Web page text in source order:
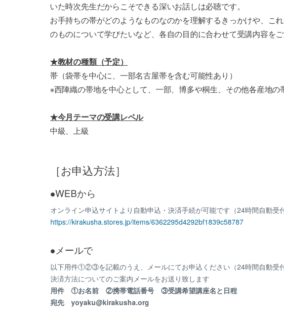
いた時次先生だからこそできる深いお話しは必聴です。
お手持ちの帯がどのようなものなのかを理解するきっかけや、こ
のものについて学びたいなど、各自の目的に合わせて受講内容をご
★教材の種類（予定）
帯（袋帯を中心に、一部名古屋帯を含む可能性あり）
※西陣織の帯地を中心として、一部、博多や桐生、その他各産地
★今月テーマの受講レベル
中級、上級
［お申込方法］
●WEBから
オンライン申込サイトより自動申込・決済手続が可能です（24時間自動受付
https://kirakusha.stores.jp/items/6362295d4292bf1839c58787
●メールで
以下用件①②③を記載のうえ、メールにてお申込ください（24時間自動受付
決済方法についてのご案内メールをお送り致します
用件 ①お名前 ②携帯電話番号 ③受講希望講座名と日程
宛先 yoyaku@kirakusha.org